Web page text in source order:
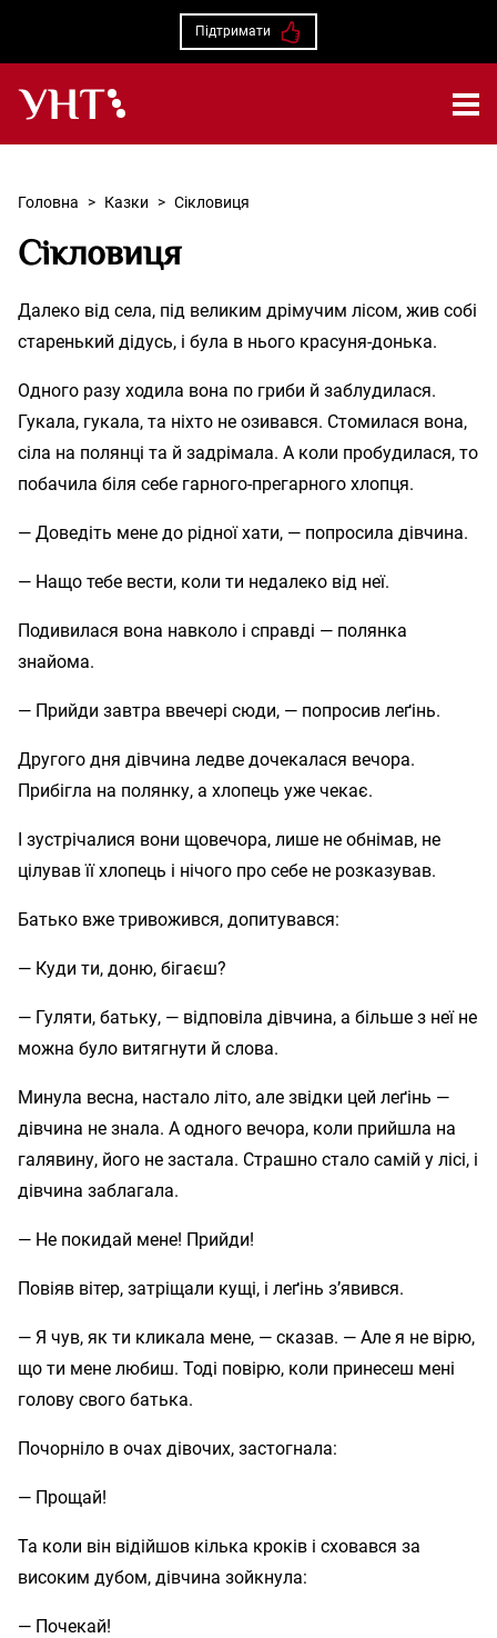
Підтримати
Головна > Казки > Сікловиця
Сікловиця
Далеко від села, під великим дрімучим лісом, жив собі
старенький дідусь, і була в нього красуня-донька.
Одного разу ходила вона по гриби й заблудилася.
Гукала, гукала, та ніхто не озивався. Стомилася вона,
сіла на полянці та й задрімала. А коли пробудилася, то
побачила біля себе гарного-прегарного хлопця.
— Доведіть мене до рідної хати, — попросила дівчина.
— Нащо тебе вести, коли ти недалеко від неї.
Подивилася вона навколо і справді — полянка
знайома.
— Прийди завтра ввечері сюди, — попросив леґінь.
Другого дня дівчина ледве дочекалася вечора.
Прибігла на полянку, а хлопець уже чекає.
І зустрічалися вони щовечора, лише не обнімав, не
цілував її хлопець і нічого про себе не розказував.
Батько вже тривожився, допитувався:
— Куди ти, доню, бігаєш?
— Гуляти, батьку, — відповіла дівчина, а більше з неї не
можна було витягнути й слова.
Минула весна, настало літо, але звідки цей леґінь —
дівчина не знала. А одного вечора, коли прийшла на
галявину, його не застала. Страшно стало самій у лісі, і
дівчина заблагала.
— Не покидай мене! Прийди!
Повіяв вітер, затріщали кущі, і леґінь з’явився.
— Я чув, як ти кликала мене, — сказав. — Але я не вірю,
що ти мене любиш. Тоді повірю, коли принесеш мені
голову свого батька.
Почорніло в очах дівочих, застогнала:
— Прощай!
Та коли він відійшов кілька кроків і сховався за
високим дубом, дівчина зойкнула:
— Почекай!